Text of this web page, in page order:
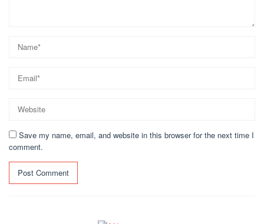
Save my name, email, and website in this browser for the next time I
comment.